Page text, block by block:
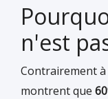
n'est
Contrairement à
montrent que